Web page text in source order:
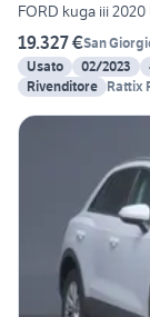
FORD kuga iii
19.327 €San
Usato
02/2023
Rivenditore Rattix